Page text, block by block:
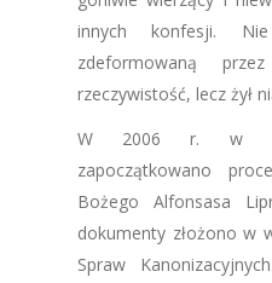
innych konfesji.
zdeformowaną
rzeczywistość, lecz żył
W 2006 r. w
zapoczątkowano
Bożego Alfonsasa
dokumenty złożono w
Spraw